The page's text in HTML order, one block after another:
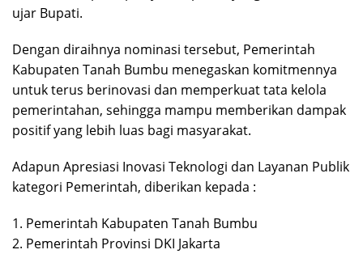
ujar Bupati.
Dengan diraihnya nominasi tersebut, Pemerintah
Kabupaten Tanah Bumbu menegaskan komitmennya
untuk terus berinovasi dan memperkuat tata kelola
pemerintahan, sehingga mampu memberikan dampak
positif yang lebih luas bagi masyarakat.
Adapun Apresiasi Inovasi Teknologi dan Layanan Publik
kategori Pemerintah, diberikan kepada :
1. Pemerintah Kabupaten Tanah Bumbu
2. Pemerintah Provinsi DKI Jakarta